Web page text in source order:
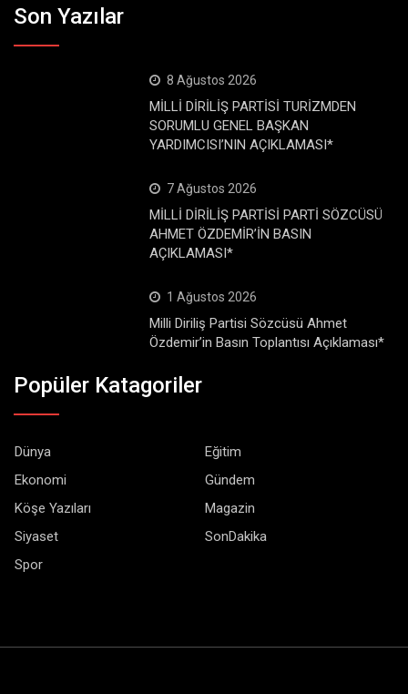
Son Yazılar
8 Ağustos 2026
MİLLİ DİRİLİŞ PARTİSİ TURİZMDEN
SORUMLU GENEL BAŞKAN
YARDIMCISI’NIN AÇIKLAMASI*
7 Ağustos 2026
MİLLİ DİRİLİŞ PARTİSİ PARTİ SÖZCÜSÜ
AHMET ÖZDEMİR’İN BASIN
AÇIKLAMASI*
1 Ağustos 2026
Milli Diriliş Partisi Sözcüsü Ahmet
Özdemir’in Basın Toplantısı Açıklaması*
Popüler Katagoriler
Dünya
Eğitim
Ekonomi
Gündem
Köşe Yazıları
Magazin
Siyaset
SonDakika
Spor